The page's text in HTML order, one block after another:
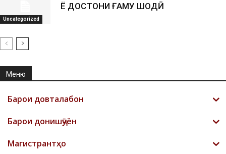
Uncategorized
Ё ДОСТОНИ ҒАМУ ШОДӢ
Меню
Барои довталабон
Барои донишҷӯён
Магистрантҳо